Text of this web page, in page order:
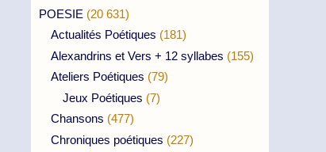
POESIE (20 631)
Actualités Poétiques (181)
Alexandrins et Vers + 12 syllabes (155)
Ateliers Poétiques (79)
Jeux Poétiques (7)
Chansons (477)
Chroniques poétiques (227)